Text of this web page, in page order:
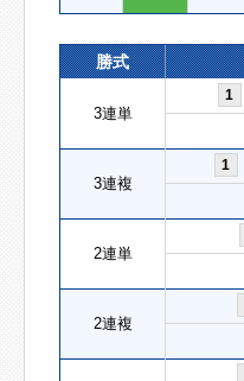
勝式
3連単
1
3連複
1
2連単
2連複